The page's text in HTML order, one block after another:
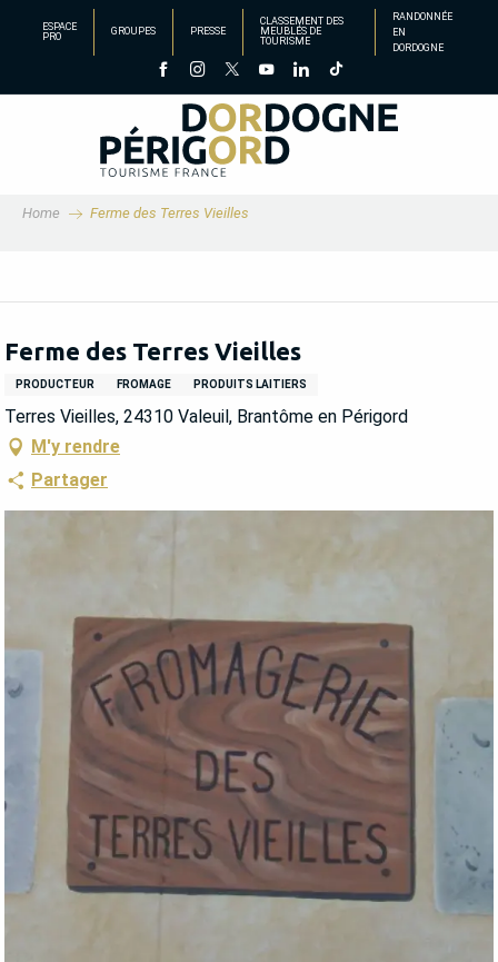
principal
ESPACE
PRO
GROUPES PRESSE
CLASSEMENT DES
MEUBLÉS DE
TOURISME
RANDONNÉE
EN
DORDOGNE
Home Ferme des Terres Vieilles
Ferme des Terres Vieilles
PRODUCTEUR FROMAGE PRODUITS LAITIERS
Terres Vieilles, 24310 Valeuil, Brantôme en Périgord
M'y rendre
Partager